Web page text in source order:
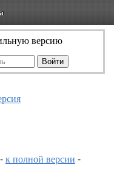
версию
-к полной версии -